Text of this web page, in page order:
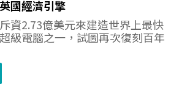
國經濟引擎
資2.73億美元來建造世界上最快
級電腦之一，試圖再次復刻百年